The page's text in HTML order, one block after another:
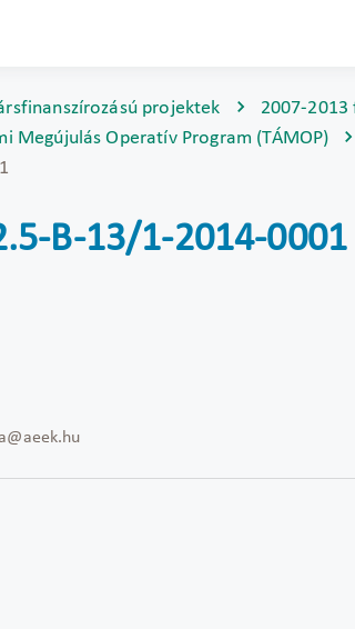
projektek 2007-2013
Megújulás Operatív Program (TÁMOP)
B-13/1-2014-0001